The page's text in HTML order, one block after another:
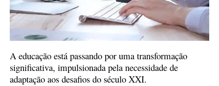
A educação está passando por uma transformação
significativa, impulsionada pela necessidade de
adaptação aos desafios do século XXI.